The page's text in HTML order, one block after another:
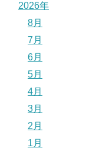
2026年
8月
7月
6月
5月
4月
3月
2月
1月